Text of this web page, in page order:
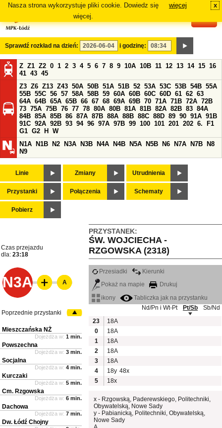
Nasza strona wykorzystuje pliki cookie. Dowiedz się
więcej.
więcej x
Sprawdź rozkład na dzień: i godzinę:
Z Z1 Z2 0 1 2 3 4 5 6 7 8 9 10A 10B 11 12 13 14 15 16
41 43 45
Z3 Z6 Z13 Z43 50A 50B 51A 51B 52 53A 53C 53B 54B 55A
55B 55C 56 57 58A 58B 59 60A 60B 60C 60D 61 62 63
64A 64B 65A 65B 66 67 68 69A 69B 70 71A 71B 72A 72B
73 75A 75B 76 77 78 80A 80B 81A 81B 82A 82B 83 84A
84B 85A 85B 86 87A 87B 88A 88B 88C 88D 89 90 91A 91B
91C 92A 92B 93 94 96 97A 97B 99 100 101 201 202 6.
F1
G1 G2 H
W
N1A
N1B N2 N3A N3B N4A N4B N5A N5B N6 N7A N7B
N8
N9
Linie Zmiany Utrudnienia
Przystanki Połączenia Schematy
Pobierz
PRZYSTANEK:
ŚW. WOJCIECHA -
RZGOWSKA (2318)
Czas przejazdu
dla: 23:18
N3A
Przesiadki
Kierunki
Pokaż na mapie
Drukuj
ikony
Tabliczka jak na przystanku
Nd/Pn i Wt-Pt
Pt/Sb
Sb/Nd
23
18A
0
18A
1
18A
2
18A
3
18A
4
18y 48x
5
18x
x - Rzgowską, Paderewskiego, Politechniki,
Obywatelską, Nowe Sady
y - Pabianicką, Politechniki, Obywatelską,
Nowe Sady
A
Poprzednie przystanki
Mieszczańska NŻ
Dojeżdża w: 1 min.
Powszechna
Dojeżdża w: 3 min.
Socjalna
Dojeżdża w: 4 min.
Kurczaki
Dojeżdża w: 5 min.
Cm. Rzgowska
Dojeżdża w: 6 min.
Dachowa
Dojeżdża w: 7 min.
Dw. Łódź Chojny